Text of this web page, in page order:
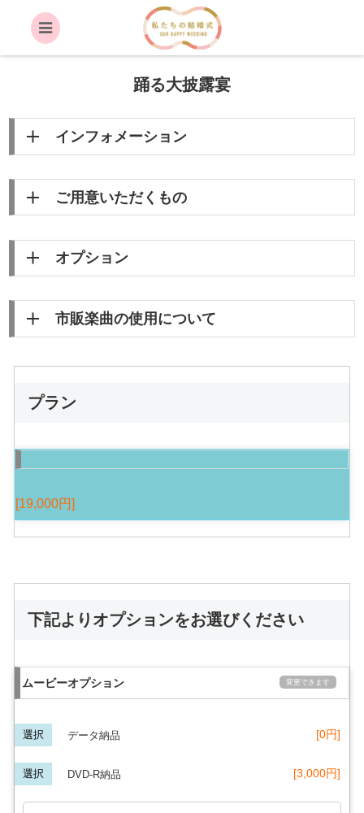
踊る大披露宴
インフォメーション
ご用意いただくもの
オプション
市販楽曲の使用について
プラン
[19,000円]
下記よりオプションをお選びください
ムービーオプション 変更できます
データ納品 [0円]
DVD-R納品 [3,000円]